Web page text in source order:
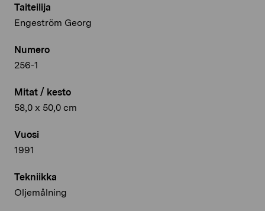
Taiteilija
Engeström Georg
Numero
256-1
Mitat / kesto
58,0 x 50,0 cm
Vuosi
1991
Tekniikka
Oljemålning